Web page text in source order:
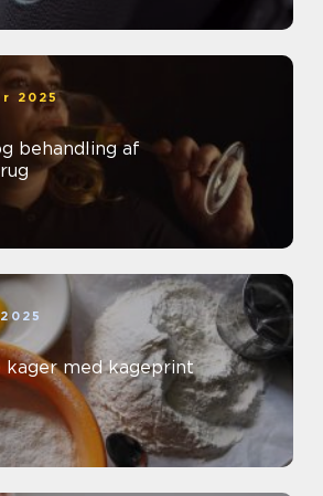
2025
behandling af
kager med kageprint